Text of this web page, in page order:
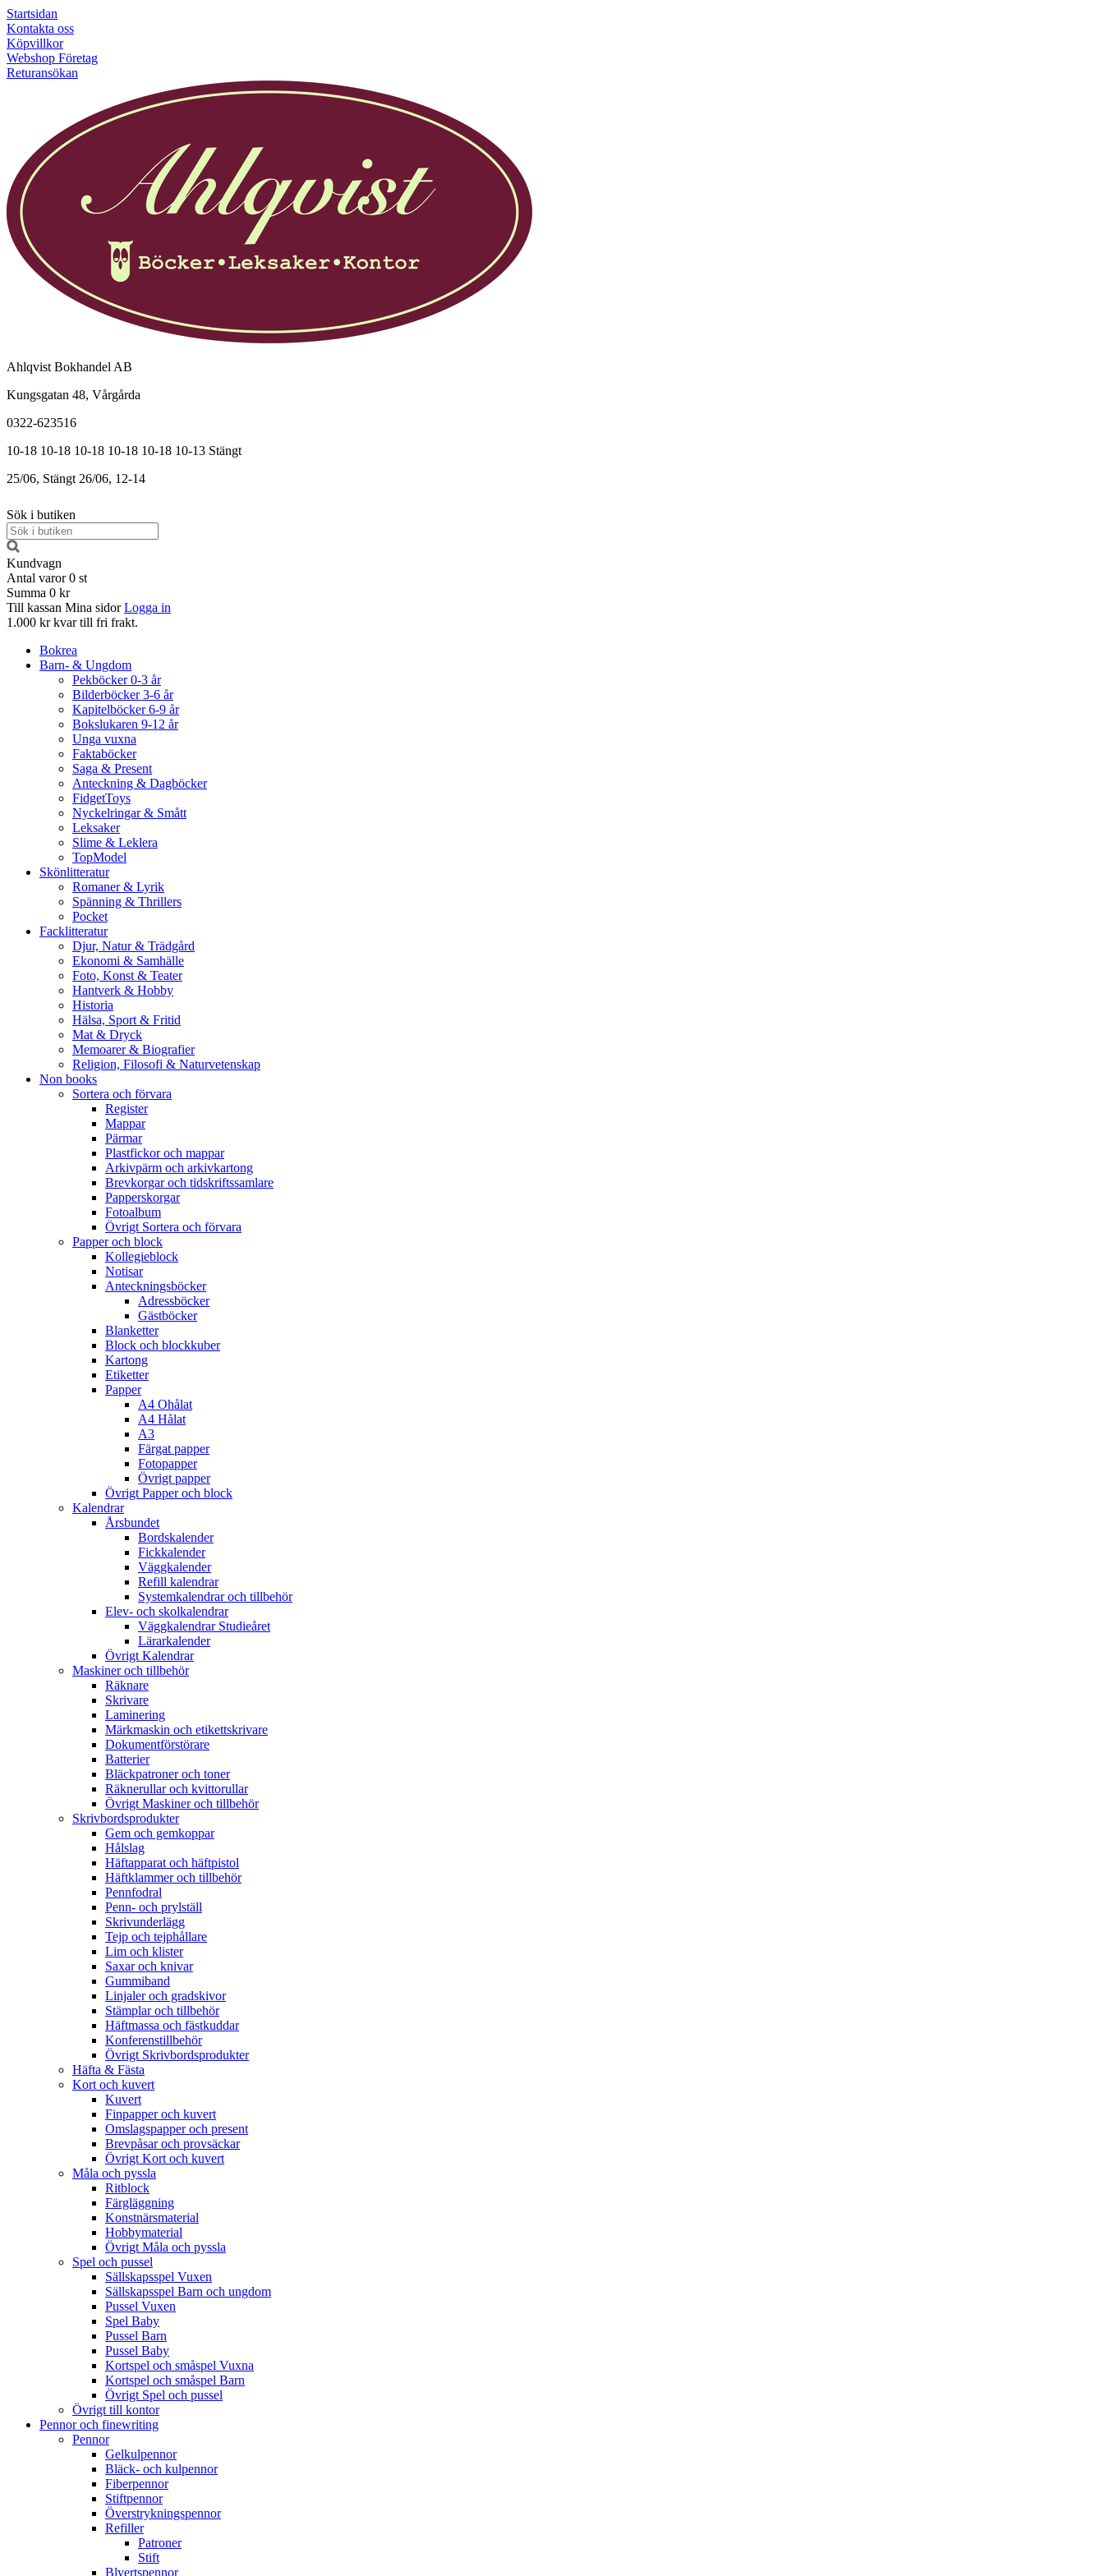
Startsidan
Kontakta oss
Köpvillkor
Webshop Företag
Returansökan
Ahlqvist Bokhandel AB
Kungsgatan 48, Vårgårda
0322-623516
10-18 10-18 10-18 10-18 10-18 10-13 Stängt
25/06, Stängt 26/06, 12-14
Sök i butiken
Kundvagn
Antal varor 0 st
Summa 0 kr
Till kassan Mina sidor Logga in
1.000 kr kvar till fri frakt.
Bokrea
Barn- & Ungdom
Pekböcker 0-3 år
Bilderböcker 3-6 år
Kapitelböcker 6-9 år
Bokslukaren 9-12 år
Unga vuxna
Faktaböcker
Saga & Present
Anteckning & Dagböcker
FidgetToys
Nyckelringar & Smått
Leksaker
Slime & Leklera
TopModel
Skönlitteratur
Romaner & Lyrik
Spänning & Thrillers
Pocket
Facklitteratur
Djur, Natur & Trädgård
Ekonomi & Samhälle
Foto, Konst & Teater
Hantverk & Hobby
Historia
Hälsa, Sport & Fritid
Mat & Dryck
Memoarer & Biografier
Religion, Filosofi & Naturvetenskap
Non books
Sortera och förvara
Register
Mappar
Pärmar
Plastfickor och mappar
Arkivpärm och arkivkartong
Brevkorgar och tidskriftssamlare
Papperskorgar
Fotoalbum
Övrigt Sortera och förvara
Papper och block
Kollegieblock
Notisar
Anteckningsböcker
Adressböcker
Gästböcker
Blanketter
Block och blockkuber
Kartong
Etiketter
Papper
A4 Ohålat
A4 Hålat
A3
Färgat papper
Fotopapper
Övrigt papper
Övrigt Papper och block
Kalendrar
Årsbundet
Bordskalender
Fickkalender
Väggkalender
Refill kalendrar
Systemkalendrar och tillbehör
Elev- och skolkalendrar
Väggkalendrar Studieåret
Lärarkalender
Övrigt Kalendrar
Maskiner och tillbehör
Räknare
Skrivare
Laminering
Märkmaskin och etikettskrivare
Dokumentförstörare
Batterier
Bläckpatroner och toner
Räknerullar och kvittorullar
Övrigt Maskiner och tillbehör
Skrivbordsprodukter
Gem och gemkoppar
Hålslag
Häftapparat och häftpistol
Häftklammer och tillbehör
Pennfodral
Penn- och prylställ
Skrivunderlägg
Tejp och tejphållare
Lim och klister
Saxar och knivar
Gummiband
Linjaler och gradskivor
Stämplar och tillbehör
Häftmassa och fästkuddar
Konferenstillbehör
Övrigt Skrivbordsprodukter
Häfta & Fästa
Kort och kuvert
Kuvert
Finpapper och kuvert
Omslagspapper och present
Brevpåsar och provsäckar
Övrigt Kort och kuvert
Måla och pyssla
Ritblock
Färgläggning
Konstnärsmaterial
Hobbymaterial
Övrigt Måla och pyssla
Spel och pussel
Sällskapsspel Vuxen
Sällskapsspel Barn och ungdom
Pussel Vuxen
Spel Baby
Pussel Barn
Pussel Baby
Kortspel och småspel Vuxna
Kortspel och småspel Barn
Övrigt Spel och pussel
Övrigt till kontor
Pennor och finewriting
Pennor
Gelkulpennor
Bläck- och kulpennor
Fiberpennor
Stiftpennor
Överstrykningspennor
Refiller
Patroner
Stift
Blyertspennor